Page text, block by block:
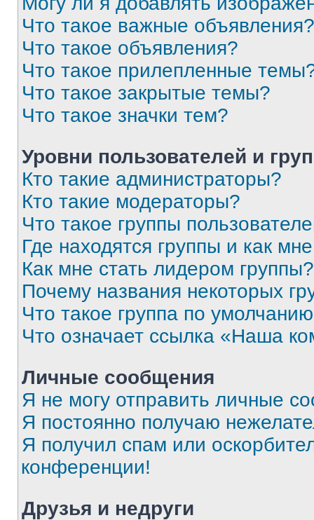
Что такое важные объявления?
Что такое объявления?
Что такое прилепленные
Что такое закрытые темы?
Что такое значки тем?
Уровни пользователей и
Кто такие администраторы?
Кто такие модераторы?
Что такое группы
Где находятся группы и как
Как мне стать лидером группы?
Почему названия некоторых
Что такое группа по
Что означает ссылка «Наша
Личные сообщения
Я не могу отправить личные
Я постоянно получаю
Я получил спам или
конференции!
Друзья и недруги